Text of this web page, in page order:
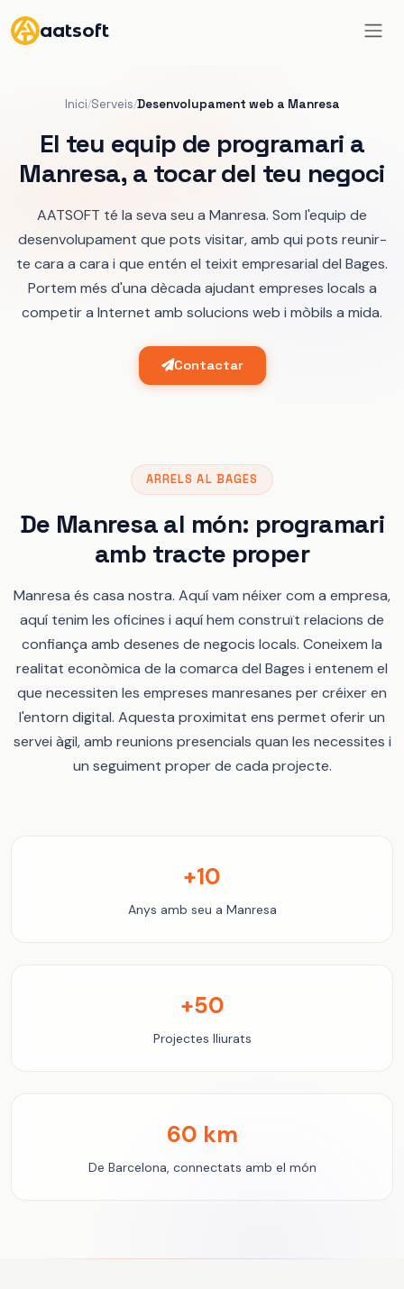
aatsoft
Inici/Serveis/Desenvolupament web a Manresa
El teu equip de programari a
Manresa, a tocar del teu negoci
AATSOFT té la seva seu a Manresa. Som l'equip de
desenvolupament que pots visitar, amb qui pots reunir-
te cara a cara i que entén el teixit empresarial del Bages.
Portem més d'una dècada ajudant empreses locals a
competir a Internet amb solucions web i mòbils a mida.
Contactar
ARRELS AL BAGES
De Manresa al món: programari
amb tracte proper
Manresa és casa nostra. Aquí vam néixer com a empresa,
aquí tenim les oficines i aquí hem construït relacions de
confiança amb desenes de negocis locals. Coneixem la
realitat econòmica de la comarca del Bages i entenem el
que necessiten les empreses manresanes per créixer en
l'entorn digital. Aquesta proximitat ens permet oferir un
servei àgil, amb reunions presencials quan les necessites i
un seguiment proper de cada projecte.
+10
Anys amb seu a Manresa
+50
Projectes lliurats
60 km
De Barcelona, connectats amb el món